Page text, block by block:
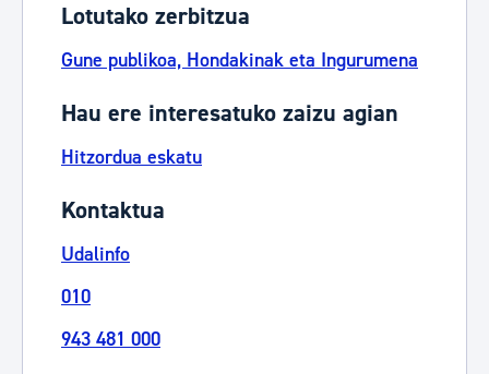
Lotutako zerbitzua
Gune publikoa, Hondakinak eta Ingurumena
Hau ere interesatuko zaizu agian
Hitzordua eskatu
Kontaktua
Udalinfo
010
943 481 000